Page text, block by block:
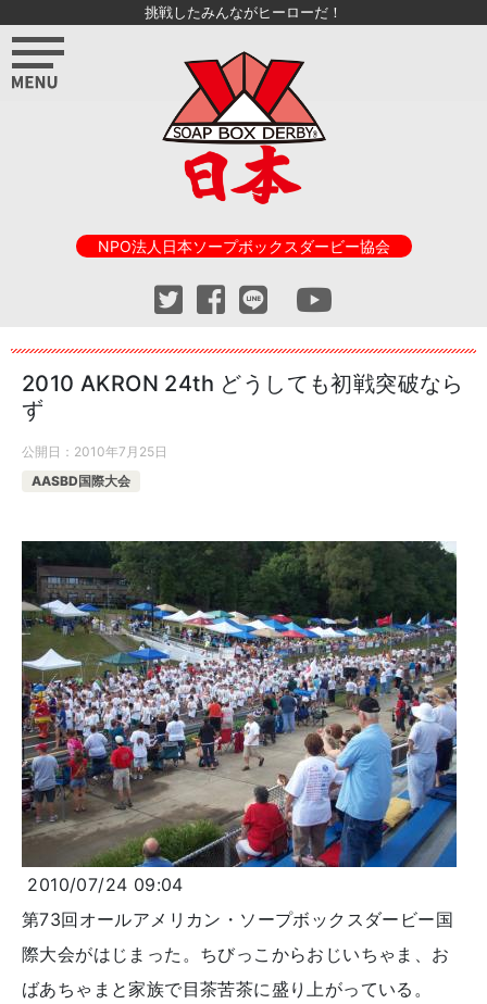
挑戦したみんながヒーローだ！
NPO法人日本ソープボックスダービー協会
2010 AKRON 24th どうしても初戦突破なら
ず
公開日： 2010年7月25日
AASBD国際大会
2010/07/24 09:04
第73回オールアメリカン・ソープボックスダービー国
際大会がはじまった。ちびっこからおじいちゃま、お
ばあちゃまと家族で目茶苦茶に盛り上がっている。